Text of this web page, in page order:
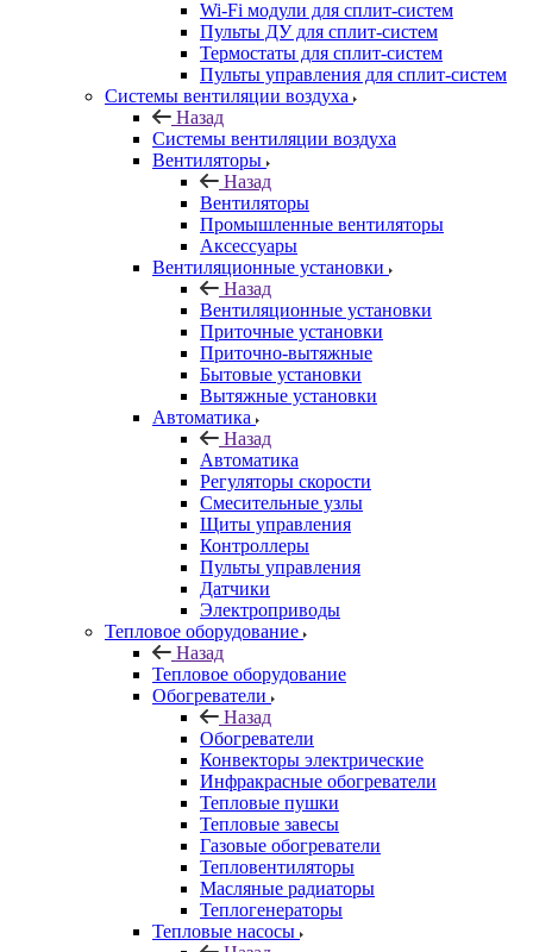
Wi-Fi модули для сплит-систем
Пульты ДУ для сплит-систем
Термостаты для сплит-систем
Пульты управления для сплит-систем
Системы вентиляции воздуха
Назад
Системы вентиляции воздуха
Вентиляторы
Назад
Вентиляторы
Промышленные вентиляторы
Аксессуары
Вентиляционные установки
Назад
Вентиляционные установки
Приточные установки
Приточно-вытяжные
Бытовые установки
Вытяжные установки
Автоматика
Назад
Автоматика
Регуляторы скорости
Смесительные узлы
Щиты управления
Контроллеры
Пульты управления
Датчики
Электроприводы
Тепловое оборудование
Назад
Тепловое оборудование
Обогреватели
Назад
Обогреватели
Конвекторы электрические
Инфракрасные обогреватели
Тепловые пушки
Тепловые завесы
Газовые обогреватели
Тепловентиляторы
Масляные радиаторы
Теплогенераторы
Тепловые насосы